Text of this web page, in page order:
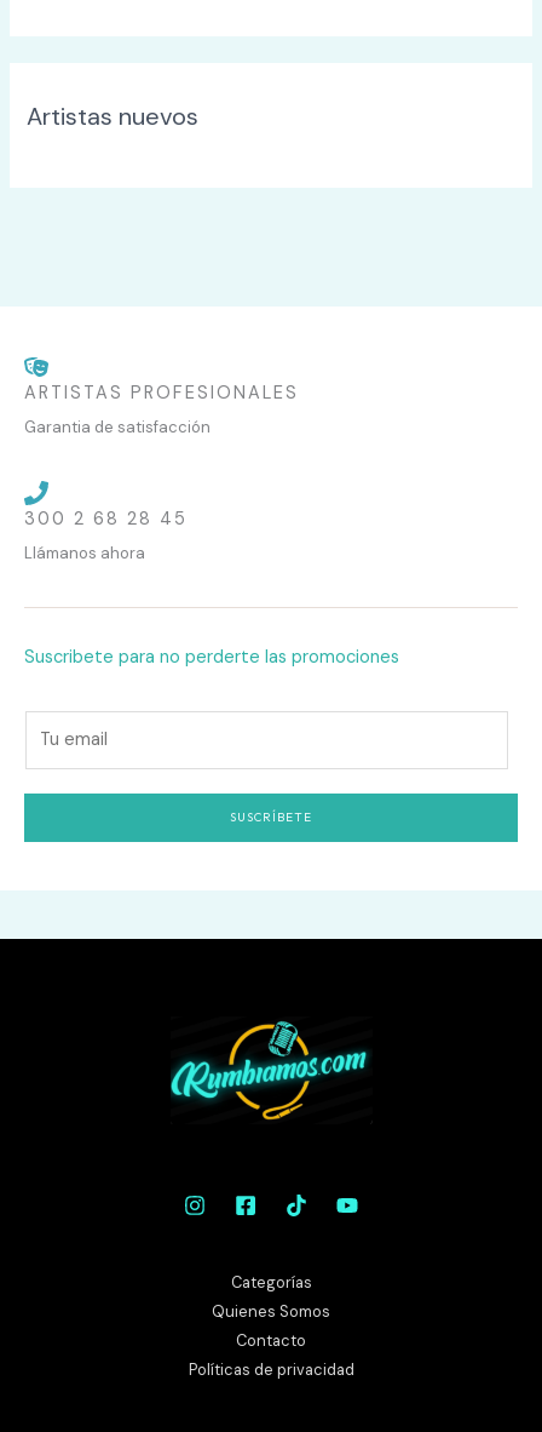
Artistas nuevos
ARTISTAS PROFESIONALES
Garantia de satisfacción
300 2 68 28 45
Llámanos ahora
Suscribete para no perderte las promociones
l
SUSCRÍBETE
Categorías
Quienes Somos
Contacto
Políticas de privacidad